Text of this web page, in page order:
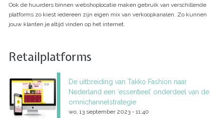
Ook de huurders binnen webshoplocatie maken gebruik van verschillende
platforms zo kiest iedereen zijn eigen mix van verkoopkanalen. Zo kunnen
jouw klanten je altijd vinden op het internet.
Retailplatforms
De uitbreiding van Takko Fashion naar
Nederland een ‘essentieel’ onderdeel van de
omnichannelstrategie
wo, 13 september 2023 - 11:40